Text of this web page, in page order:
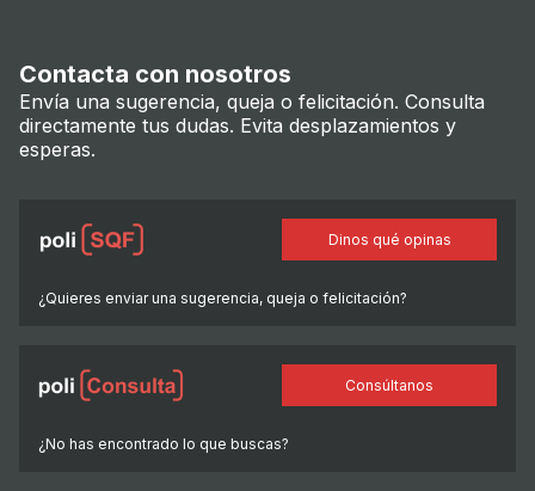
Contacta con nosotros
Envía una sugerencia, queja o felicitación. Consulta
directamente tus dudas. Evita desplazamientos y
esperas.
¿Quieres enviar una sugerencia, queja o felicitación?
Dinos qué opinas
¿No has encontrado lo que buscas?
Consúltanos